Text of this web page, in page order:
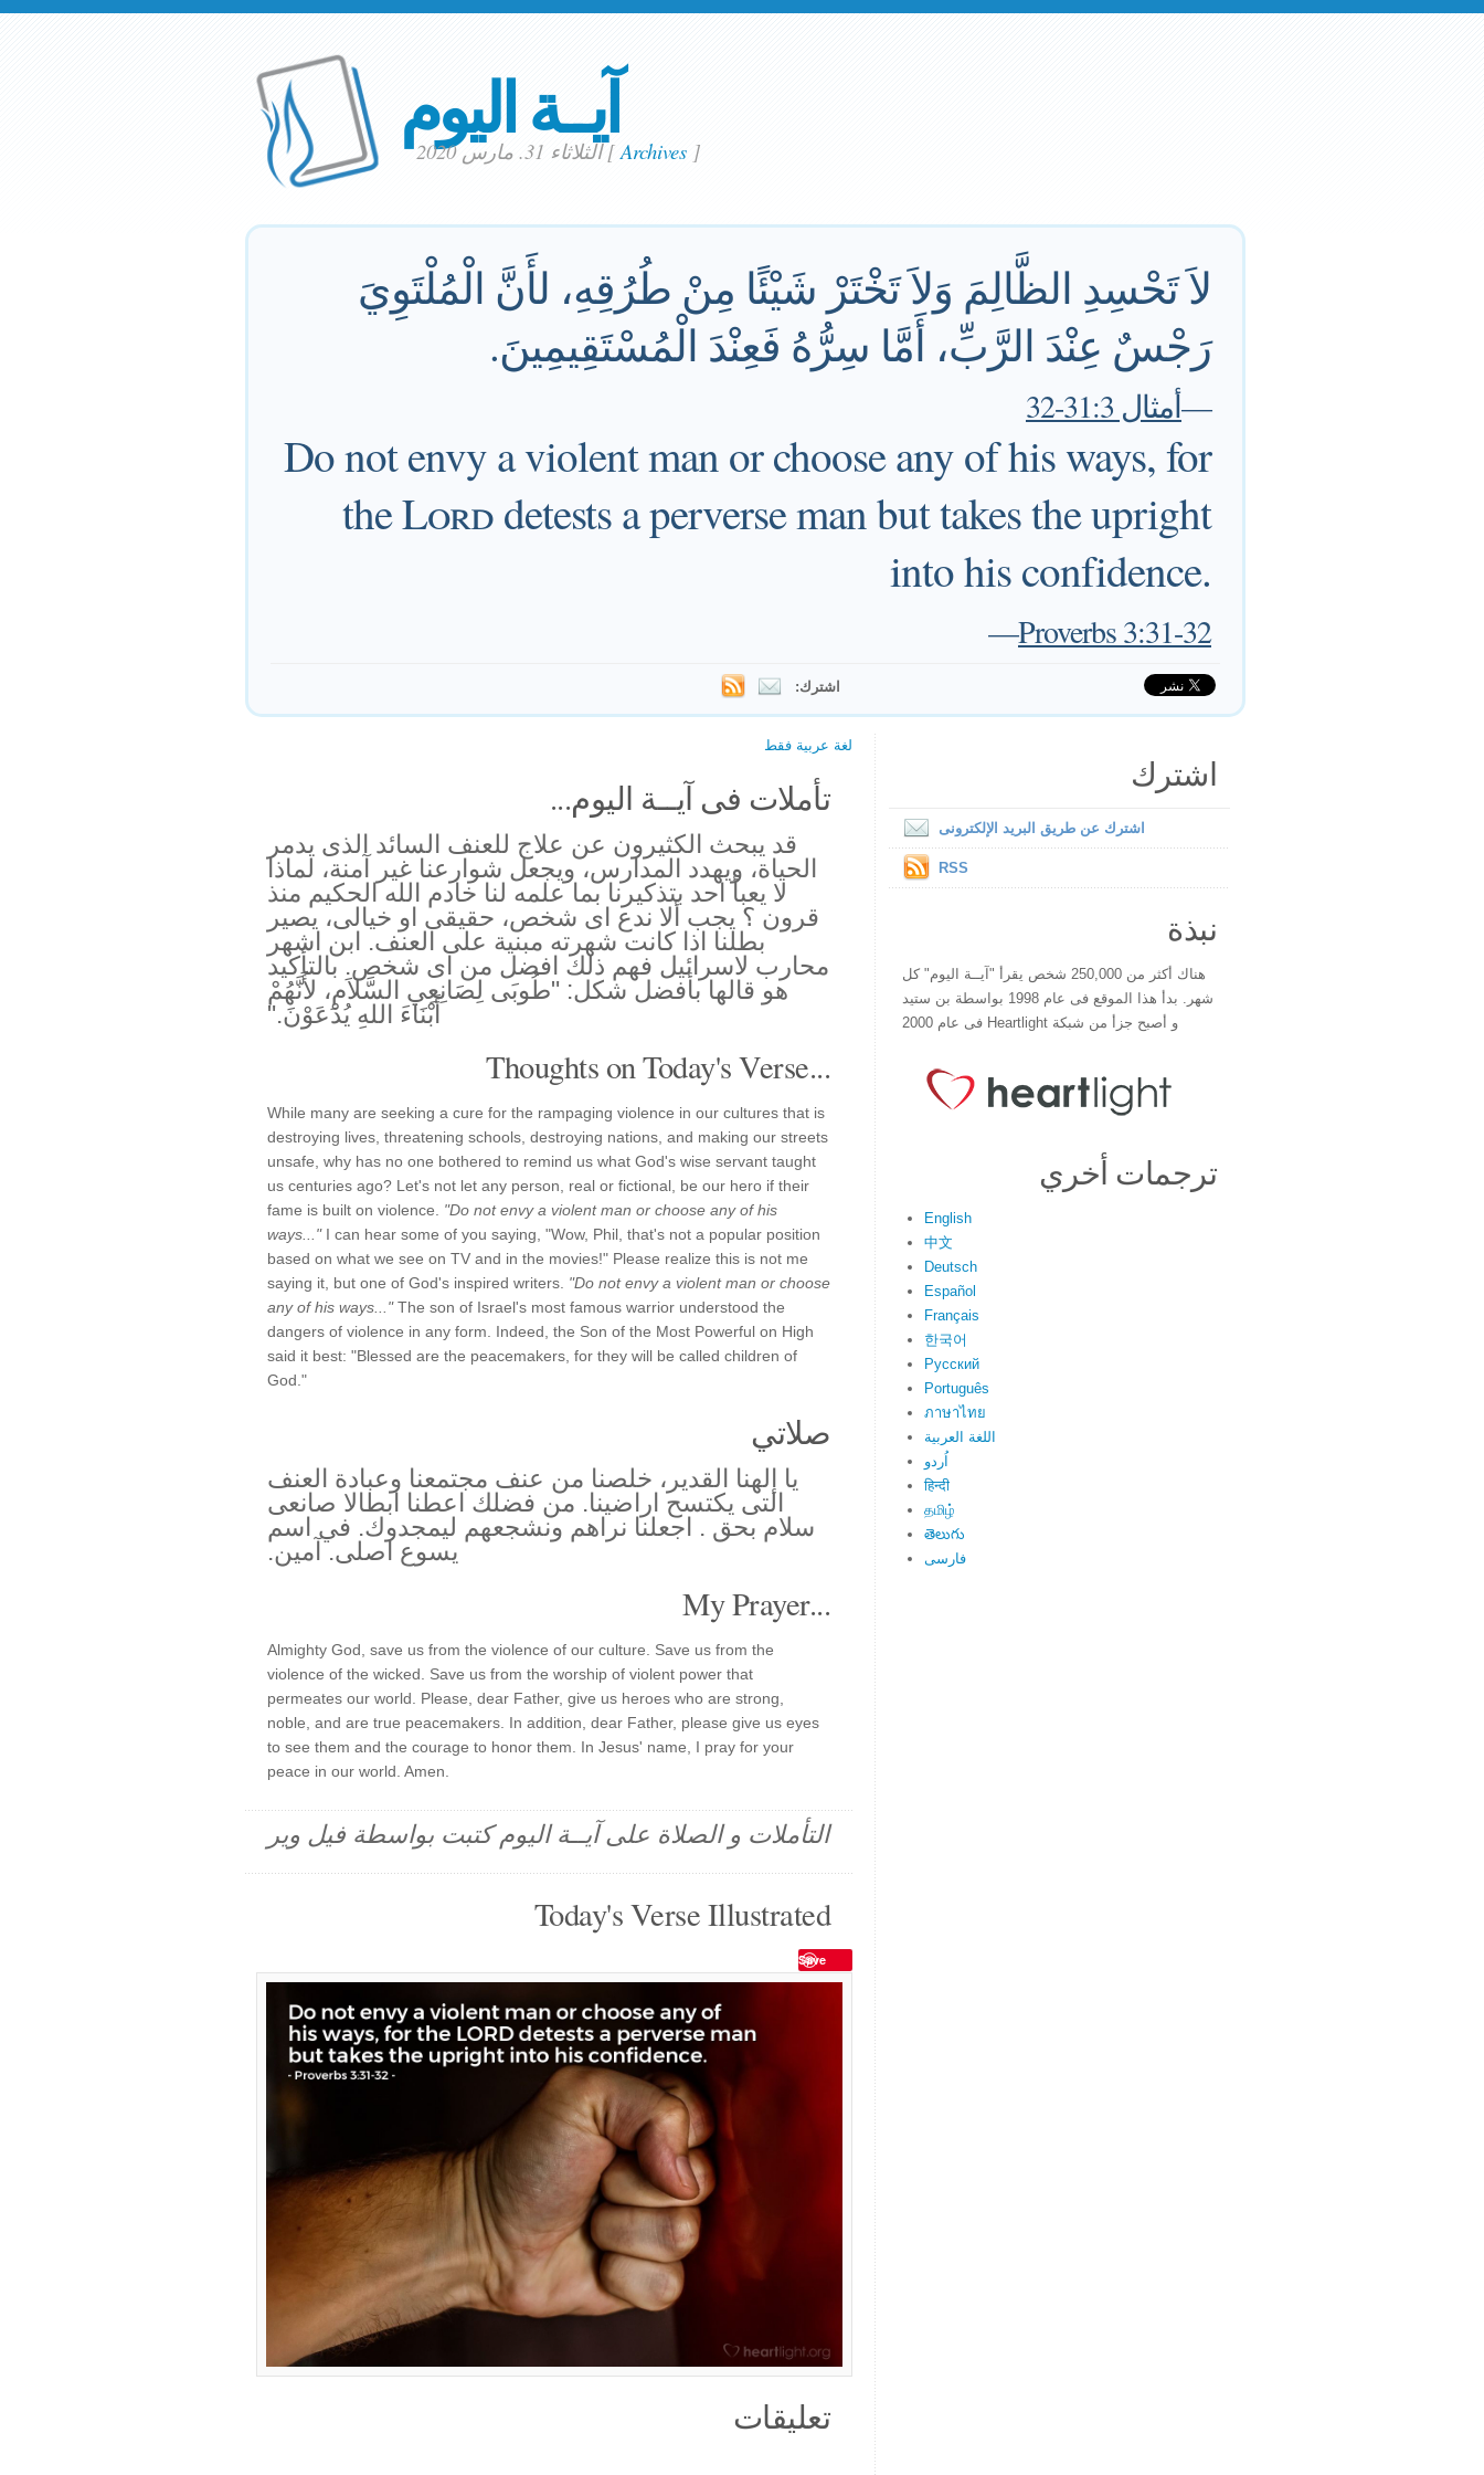
آيــة اليوم
الثلاثاء 31. مارس 2020[Archives]
لاَ تَحْسِدِ الظَّالِمَ وَلاَ تَخْتَرْ شَيْئًا مِنْ طُرُقِهِ، لأَنَّ الْمُلْتَوِيَ
رَجْسٌ عِنْدَ الرَّبِّ، أَمَّا سِرُّهُ فَعِنْدَ الْمُسْتَقِيمِينَ.
—أمثال 31:3-32
Do not envy a violent man or choose any of his ways, for
theLorddetests a perverse man but takes the upright
into his confidence.
—Proverbs 3:31-32
اشترك:
لغة عربية فقط
تأملات فى آيــة اليوم...
قد يبحث الكثيرون عن علاج للعنف السائد الذى يدمر
الحياة، ويهدد المدارس، ويجعل شوارعنا غير آمنة، لماذا
لا يعبأ احد بتذكيرنا بما علمه لنا خادم الله الحكيم منذ
قرون ؟ يجب ألا ندع اى شخص، حقيقى او خيالى، يصير
بطلنا اذا كانت شهرته مبنية على العنف. ابن اشهر
محارب لاسرائيل فهم ذلك افضل من اى شخص. بالتأكيد
هو قالها بأفضل شكل: "طُوبَى لِصَانِعِي السَّلاَمِ، لأَنَّهُمْ
أَبْنَاءَ اللهِ يُدْعَوْنَ."
Thoughts on Today's Verse...
While many are seeking a cure for the rampaging violence in our cultures that is
destroying lives, threatening schools, destroying nations, and making our streets
unsafe, why has no one bothered to remind us what God's wise servant taught
us centuries ago? Let's not let any person, real or fictional, be our hero if their
fame is built on violence. "Do not envy a violent man or choose any of his
ways..."I can hear some of you saying, "Wow, Phil, that's not a popular position
based on what we see on TV and in the movies!" Please realize this is not me
saying it, but one of God's inspired writers. "Do not envy a violent man or choose
any of his ways..."The son of Israel's most famous warrior understood the
dangers of violence in any form. Indeed, the Son of the Most Powerful on High
said it best: "Blessed are the peacemakers, for they will be called children of
God."
صلاتي
يا إلهنا القدير، خلصنا من عنف مجتمعنا وعبادة العنف
التى يكتسح اراضينا. من فضلك اعطنا ابطالا صانعى
سلام بحق . اجعلنا نراهم ونشجعهم ليمجدوك. في اسم
يسوع اصلى. آمين.
My Prayer...
Almighty God, save us from the violence of our culture. Save us from the
violence of the wicked. Save us from the worship of violent power that
permeates our world. Please, dear Father, give us heroes who are strong,
noble, and are true peacemakers. In addition, dear Father, please give us eyes
to see them and the courage to honor them. In Jesus' name, I pray for your
peace in our world. Amen.
التأملات و الصلاة على آيــة اليوم كتبت بواسطة فيل وير
Today's Verse Illustrated
Save
تعليقات
اشترك
اشترك عن طريق البريد الإلكترونى
RSS
نبذة
هناك أكثر من 250,000 شخص يقرأ "آيــة اليوم" كل
شهر. بدأ هذا الموقع فى عام 1998 بواسطة بن ستيد
و أصبح جزأ من شبكة Heartlight فى عام 2000
ترجمات أخري
English
中文
Deutsch
Español
Français
한국어
Русский
Português
ภาษาไทย
اللغة العربية
اُردو
हिन्दी
தமிழ்
తెలుగు
فارسی